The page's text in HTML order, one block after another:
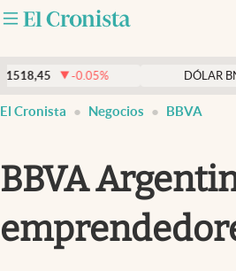
Clase
Mundial 2026
-0.05% DÓLAR BNA $
El Cronista Negocios BBVA
BBVA